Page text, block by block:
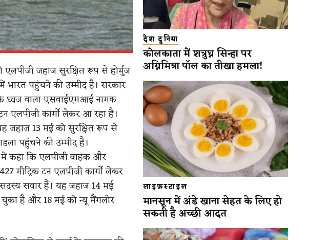
जहाज सुरक्षित रूप से होर्मुज
पहुंचने की उम्मीद है। सरकार
ध्वज वाला एसवाईएमआई नामक
एलपीजी कार्गो लेकर आ रहा है।
जहाज 13 मई को सुरक्षित रूप से
पहुंचने की उम्मीद है।
में कहा कि एलपीजी वाहक और
मीट्रिक टन एलपीजी कार्गो लेकर
सवार हैं। यह जहाज 14 मई
है और 18 मई को न्यू मैंगलोर
देश दुनिया
कोलकाता में शत्रुघ्न सिन्हा पर
अग्निमित्रा पॉल का तीखा हमला!
लाइफ़स्टाइल
मानसून में अंडे खाना सेहत के लिए हो
सकती है अच्छी आदत